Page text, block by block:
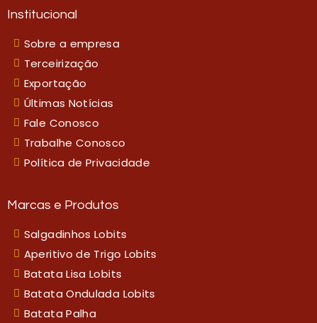
Institucional
Sobre a empresa
Terceirização
Exportação
Últimas Notícias
Fale Conosco
Trabalhe Conosco
Política de Privacidade
Marcas e Produtos
Salgadinhos Lobits
Aperitivo de Trigo Lobits
Batata Lisa Lobits
Batata Ondulada Lobits
Batata Palha